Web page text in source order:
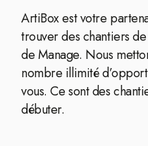
ArtiBox est votre
trouver des chantiers
de Manage. Nous
nombre illimité
vous. Ce sont des
débuter.